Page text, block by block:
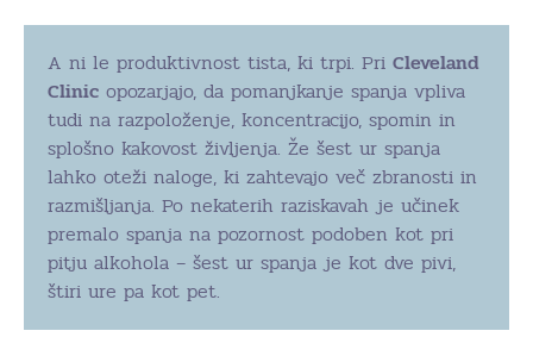
A ni le produktivnost tista, ki trpi. Pri Cleveland
Clinic opozarjajo, da pomanjkanje spanja vpliva
tudi na razpoloženje, koncentracijo, spomin in
splošno kakovost življenja. Že šest ur spanja
lahko oteži naloge, ki zahtevajo več zbranosti in
razmišljanja. Po nekaterih raziskavah je učinek
premalo spanja na pozornost podoben kot pri
pitju alkohola – šest ur spanja je kot dve pivi,
štiri ure pa kot pet.